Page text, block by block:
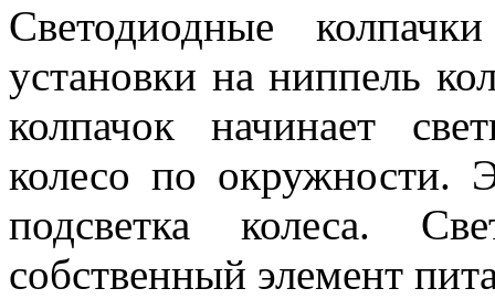
Светодиодные
установки на ниппель
колпачок начинает
колесо по окружности.
подсветка колеса.
собственный элемент